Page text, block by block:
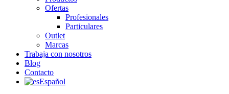
Ofertas
Profesionales
Particulares
Outlet
Marcas
Trabaja con nosotros
Blog
Contacto
Español